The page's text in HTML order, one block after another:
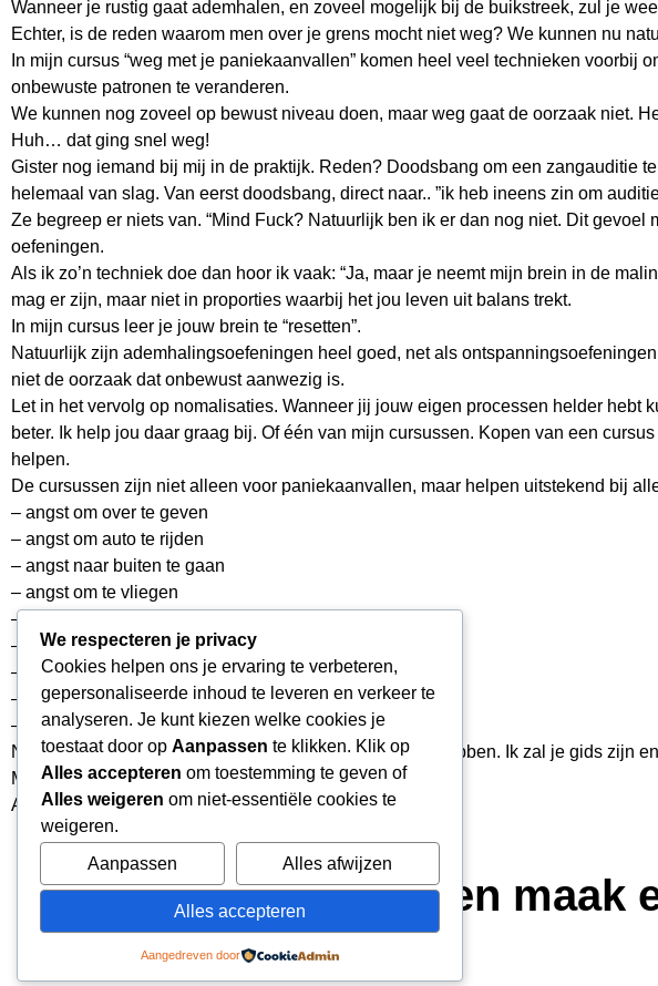
Wanneer je rustig gaat ademhalen, en zoveel mogelijk bij de buikstreek, zul je
Echter, is de reden waarom men over je grens mocht niet weg? We kunnen nu
In mijn cursus “weg met je paniekaanvallen” komen heel veel technieken voorbij
onbewuste patronen te veranderen.
We kunnen nog zoveel op bewust niveau doen, maar weg gaat de oorzaak niet.
Huh… dat ging snel weg!
Gister nog iemand bij mij in de praktijk. Reden? Doodsbang om een zangauditie
helemaal van slag. Van eerst doodsbang, direct naar.. ”ik heb ineens zin om
Ze begreep er niets van. “Mind Fuck? Natuurlijk ben ik er dan nog niet. Dit
oefeningen.
Als ik zo’n techniek doe dan hoor ik vaak: “Ja, maar je neemt mijn brein in de
mag er zijn, maar niet in proporties waarbij het jou leven uit balans trekt.
In mijn cursus leer je jouw brein te “resetten”.
Natuurlijk zijn ademhalingsoefeningen heel goed, net als
niet de oorzaak dat onbewust aanwezig is.
Let in het vervolg op nomalisaties. Wanneer jij jouw eigen processen helder
beter. Ik help jou daar graag bij. Of één van mijn cursussen. Kopen van een
helpen.
De cursussen zijn niet alleen voor paniekaanvallen, maar helpen uitstekend bij
– angst om over te geven
– angst om auto te rijden
– angst naar buiten te gaan
– angst om te vliegen
– angst om iemand te ontmoeten
– gebrek aan zelfvertrouwen
– stopen met haar-uittrekken
– angst om naar openbare toiletten te gaan
– enzovoort(alles dat amygdala gerelateerd is)
Neem weer de beslissing om het heft in eigen hand te hebben. Ik zal je gids zijn
Met Energieke Groet,
Albert
Kies een datum en maak
We respecteren je privacy
Cookies helpen ons je ervaring te verbeteren,
gepersonaliseerde inhoud te leveren en verkeer te
analyseren. Je kunt kiezen welke cookies je
toestaat door op Aanpassen te klikken. Klik op
Alles accepteren om toestemming te geven of
Alles weigeren om niet-essentiële cookies te
weigeren.
Aanpassen
Alles afwijzen
Alles accepteren
Aangedreven door